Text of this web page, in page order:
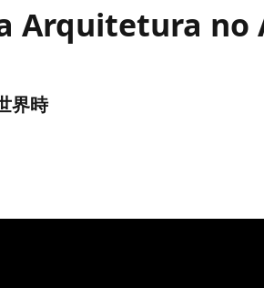
Arquitetura no
界時